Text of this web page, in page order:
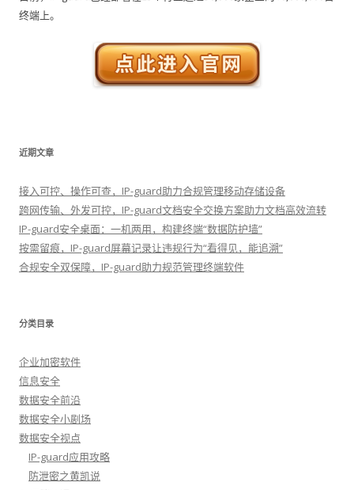
终端上。
近期文章
接入可控、操作可查，IP-guard助力合规管理移动存储设备
跨网传输、外发可控，IP-guard文档安全交换方案助力文档高效流转
IP-guard安全桌面：一机两用，构建终端“数据防护墙”
按需留痕，IP-guard屏幕记录让违规行为“看得见，能追溯”
合规安全双保障，IP-guard助力规范管理终端软件
分类目录
企业加密软件
信息安全
数据安全前沿
数据安全小剧场
数据安全视点
IP-guard应用攻略
防泄密之黄凯说